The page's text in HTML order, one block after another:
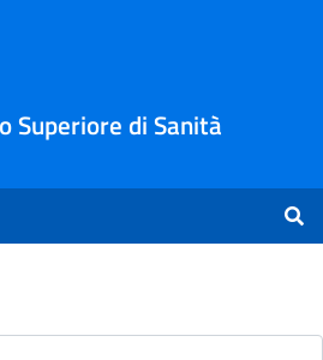
Superiore di Sanità
Ricerca -